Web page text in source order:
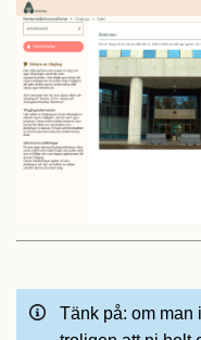
Tänk på: om man